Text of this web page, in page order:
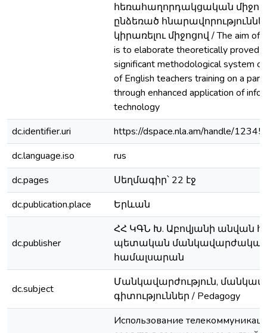
հեռահաղորդակցական
ընձեռած
կիրառելու միջոցով / The aim of
is to elaborate theoretically proved
significant methodological system
of English teachers training on a
through enhanced application of
technology
dc.identifier.uri
https://dspace.nla.am/handle/
dc.language.iso
rus
dc.pages
Սեղմագիր՝ 22 էջ
dc.publication.place
Երևան
dc.publisher
ՀՀ ԿԳՆ Խ. Աբովյանի անվան
պետական
համալսարան
dc.subject
Մանկավարժություն,
գիտություններ / Pedagogy
Использование